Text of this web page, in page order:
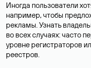
Иногда пользователи
например, чтобы
рекламы. Узнать
во всех случаях: часто
уровне регистраторов
реестров.